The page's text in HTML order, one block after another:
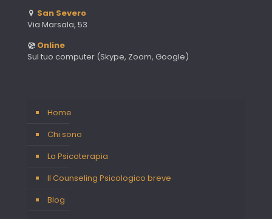
San Severo
Via Marsala, 53
Online
Sul tuo computer (Skype, Zoom, Google)
Home
Chi sono
La Psicoterapia
Il Counseling Psicologico breve
Blog